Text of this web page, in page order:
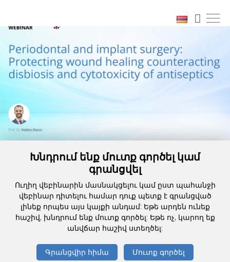
Խնդրում ենք մուտք գործել կամ
գրանցվել
Ուղիղ վեբինարին մասնակցելու կամ ըստ պահանջի
վեբինար դիտելու համար դուք պետք է գրանցված
լինեք որպես այս կայքի անդամ: Եթե արդեն ունեք
հաշիվ, խնդրում ենք մուտք գործել: Եթե ոչ, կարող եք
անվճար հաշիվ ստեղծել:
Գրանցվիր հիմա Մուտք գործել